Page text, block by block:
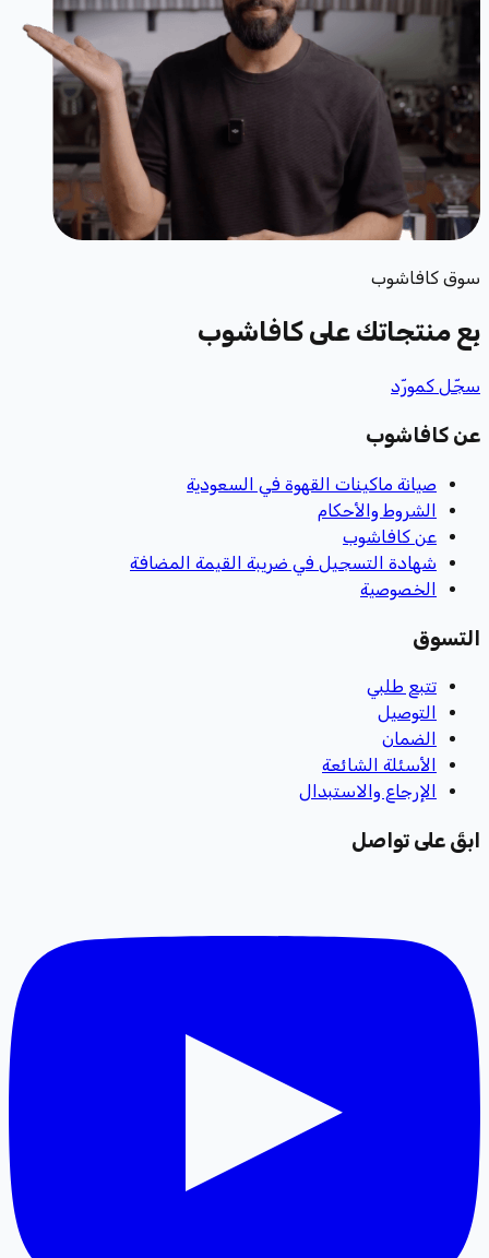
سوق كافاشوب
بِع منتجاتك على كافاشوب
سجّل كمورّد
عن كافاشوب
صيانة ماكينات القهوة في السعودية
الشروط والأحكام
عن كافاشوب
شهادة التسجيل في ضريبة القيمة المضافة
الخصوصية
التسوق
تتبع طلبي
التوصيل
الضمان
الأسئلة الشائعة
الإرجاع والاستبدال
ابقَ على تواصل